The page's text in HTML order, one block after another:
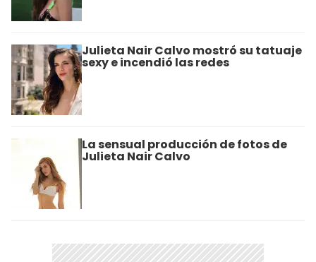
Julieta Nair Calvo mostró su tatuaje
sexy e incendió las redes
La sensual producción de fotos de
Julieta Nair Calvo